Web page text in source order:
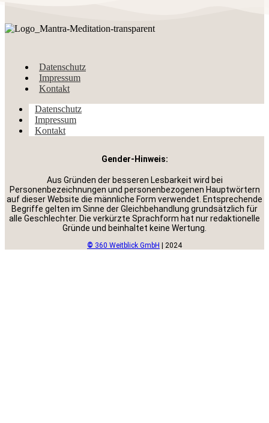
Datenschutz
Impressum
Kontakt
Datenschutz
Impressum
Kontakt
Gender-Hinweis:
Aus Gründen der besseren Lesbarkeit wird bei
Personenbezeichnungen und personenbezogenen Hauptwörtern
auf dieser Website die männliche Form verwendet. Entsprechende
Begriffe gelten im Sinne der Gleichbehandlung grundsätzlich für
alle Geschlechter. Die verkürzte Sprachform hat nur redaktionelle
Gründe und beinhaltet keine Wertung.
© 360 Weitblick GmbH | 2024